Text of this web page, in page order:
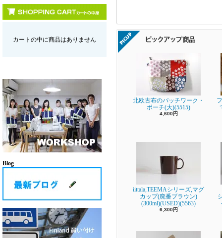
カートの中に商品はありません
Blog
北欧古布のパッチワーク・
ポーチ(大)(5515)
4,600円
iittala,TEEMAシリーズ,マグ
カップ(廃番ブラウン)
(300ml)(USED)(5563)
6,300円